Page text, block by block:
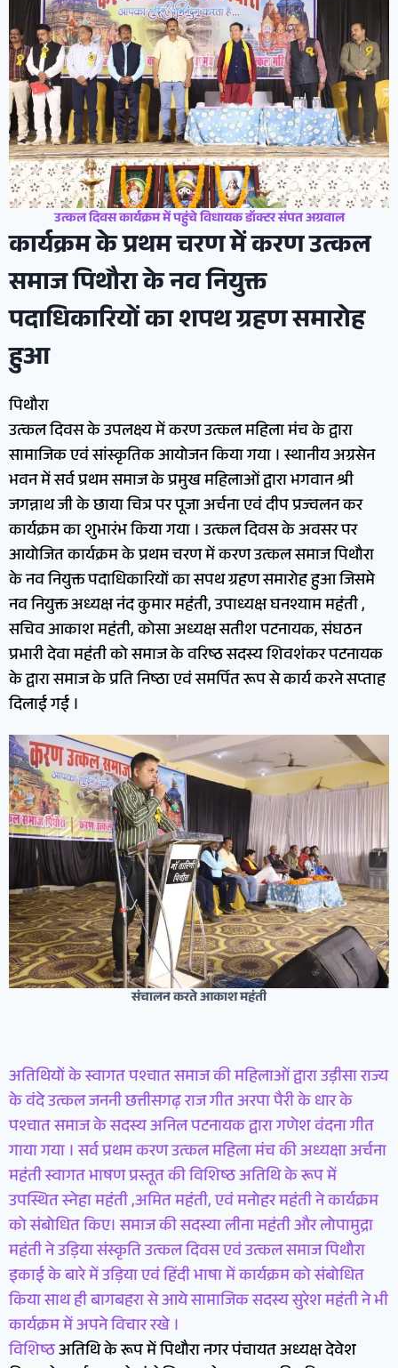
उत्कल दिवस कार्यक्रम में पहुंचे विधायक डॉक्टर संपत अग्रवाल
कार्यक्रम के प्रथम चरण में करण उत्कल
समाज पिथौरा के नव नियुक्त
पदाधिकारियों का शपथ ग्रहण समारोह
हुआ
पिथौरा
उत्कल दिवस के उपलक्ष्य में करण उत्कल महिला मंच के द्वारा
सामाजिक एवं सांस्कृतिक आयोजन किया गया । स्थानीय अग्रसेन
भवन में सर्व प्रथम समाज के प्रमुख महिलाओं द्वारा भगवान श्री
जगन्नाथ जी के छाया चित्र पर पूजा अर्चना एवं दीप प्रज्वलन कर
कार्यक्रम का शुभारंभ किया गया । उत्कल दिवस के अवसर पर
आयोजित कार्यक्रम के प्रथम चरण में करण उत्कल समाज पिथौरा
के नव नियुक्त पदाधिकारियों का सपथ ग्रहण समारोह हुआ जिसमे
नव नियुक्त अध्यक्ष नंद कुमार महंती, उपाध्यक्ष घनश्याम महंती ,
सचिव आकाश महंती, कोसा अध्यक्ष सतीश पटनायक, संघठन
प्रभारी देवा महंती को समाज के वरिष्ठ सदस्य शिवशंकर पटनायक
के द्वारा समाज के प्रति निष्ठा एवं समर्पित रूप से कार्य करने सप्ताह
दिलाई गई ।
संचालन करते आकाश महंती
अतिथियों के स्वागत पश्चात समाज की महिलाओं द्वारा उड़ीसा राज्य
के वंदे उत्कल जननी छत्तीसगढ़ राज गीत अरपा पैरी के धार के
पश्चात समाज के सदस्य अनिल पटनायक द्वारा गणेश वंदना गीत
गाया गया । सर्व प्रथम करण उत्कल महिला मंच की अध्यक्षा अर्चना
महंती स्वागत भाषण प्रस्तूत की विशिष्ठ अतिथि के रूप में
उपस्थित स्नेहा महंती ,अमित महंती, एवं मनोहर महंती ने कार्यक्रम
को संबोधित किए। समाज की सदस्या लीना महंती और लोपामुद्रा
महंती ने उड़िया संस्कृति उत्कल दिवस एवं उत्कल समाज पिथौरा
इकाई के बारे में उड़िया एवं हिंदी भाषा में कार्यक्रम को संबोधित
किया साथ ही बागबहरा से आये सामाजिक सदस्य सुरेश महंती ने भी
कार्यक्रम में अपने विचार रखे ।
विशिष्ठअतिथि के रूप में पिथौरा नगर पंचायत अध्यक्ष देवेश